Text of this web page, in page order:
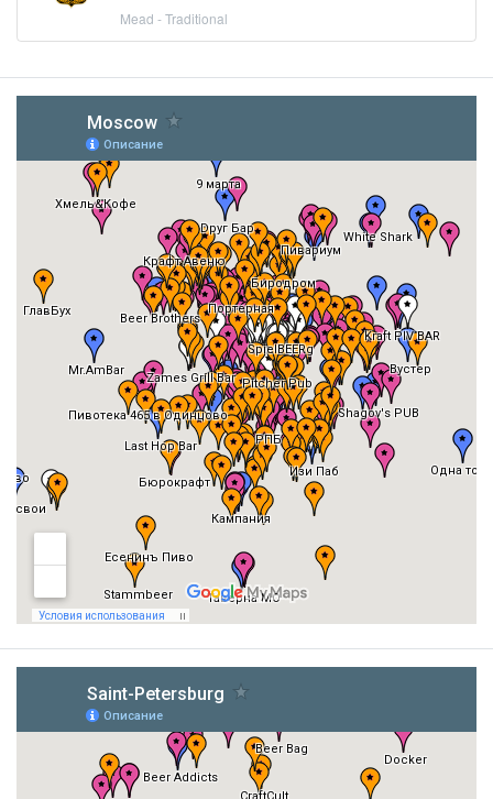
Mead - Traditional